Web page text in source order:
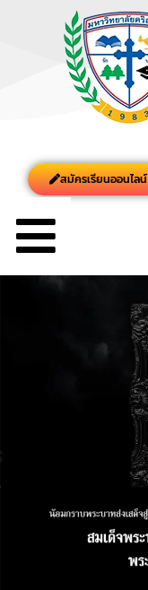
สมัครเรียนออนไลน์